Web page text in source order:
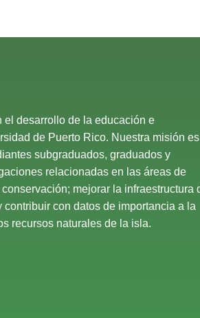
el desarrollo de la educación e
de Puerto Rico. Nuestra misión es
subgraduados, graduados y
relacionadas en las áreas de
mejorar la infraestructura
con datos de importancia a la
recursos naturales de la isla.